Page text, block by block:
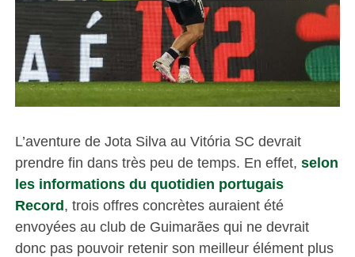
L’aventure de Jota Silva au Vitória SC devrait
prendre fin dans très peu de temps. En effet, selon
les informations du quotidien portugais
Record, trois offres concrètes auraient été
envoyées au club de Guimarães qui ne devrait
donc pas pouvoir retenir son meilleur élément plus